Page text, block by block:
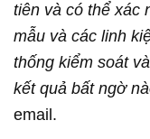
tiên và có thể xác
mẫu và các linh
thống kiểm soát
kết quả bất ngờ
email.